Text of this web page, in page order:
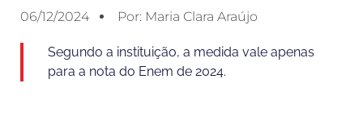
06/12/2024 Por: Maria Clara Araújo
Segundo a instituição, a medida vale apenas
para a nota do Enem de 2024.